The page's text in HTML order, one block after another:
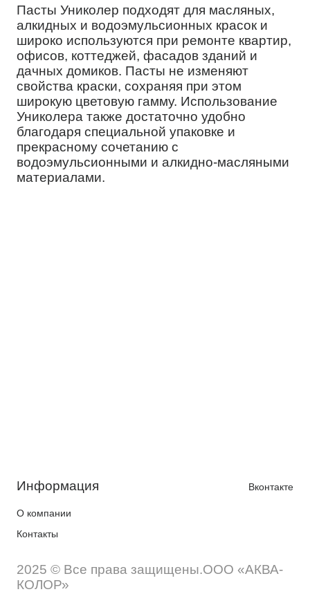
Пасты Униколер подходят для масляных,
алкидных и водоэмульсионных красок и
широко используются при ремонте квартир,
офисов, коттеджей, фасадов зданий и
дачных домиков. Пасты не изменяют
свойства краски, сохраняя при этом
широкую цветовую гамму. Использование
Униколера также достаточно удобно
благодаря специальной упаковке и
прекрасному сочетанию с
водоэмульсионными и алкидно-масляными
материалами.
Информация
О компании
Контакты
Вконтакте
2025 © Все права защищены.ООО «АКВА-
КОЛОР»